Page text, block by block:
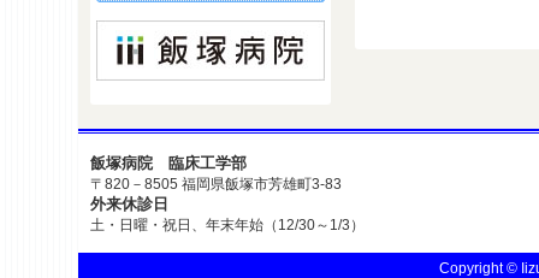
飯塚病院 臨床工学部
〒820－8505 福岡県飯塚市芳雄町3-83
外来休診日
土・日曜・祝日、年末年始（12/30～1/3）
Copyright ©